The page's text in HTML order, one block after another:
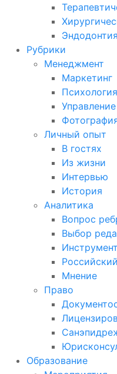
Эндодонтия
Рубрики
Менеджмент
Маркетинг
Психология
Управление
Личный опыт
В гостях
Из жизни
Интервью
История
Аналитика
Вопрос
Выбор
Мнение
Право
Образование